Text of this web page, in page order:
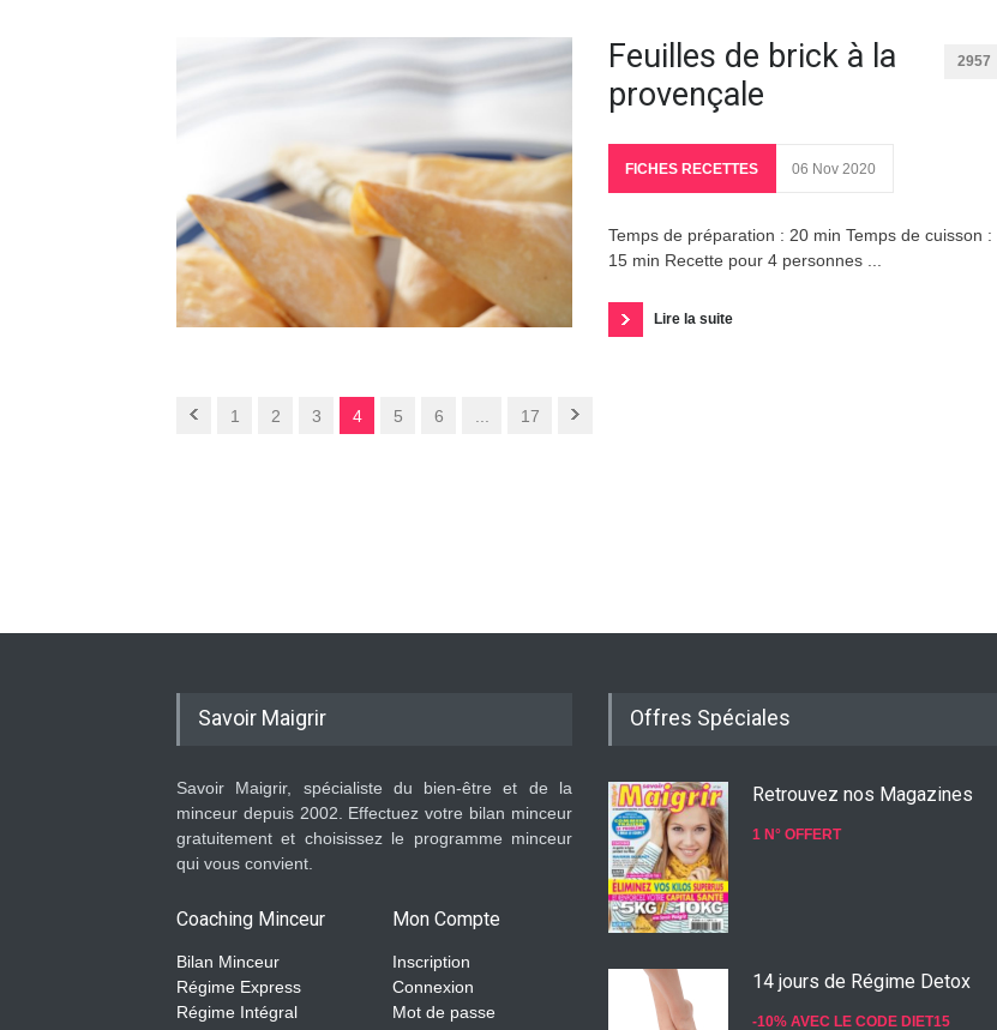
Feuilles de brick à la
provençale
2957
FICHES RECETTES 06 Nov 2020
Temps de préparation : 20 min Temps de cuisson :
15 min Recette pour 4 personnes ...
Lire la suite
1 2 3 4 5 6 17
Savoir Maigrir
Savoir Maigrir, spécialiste du bien-être et de la
minceur depuis 2002. Effectuez votre bilan minceur
gratuitement et choisissez le programme minceur
qui vous convient.
Coaching Minceur
Bilan Minceur
Régime Express
Régime Intégral
Mon Compte
Inscription
Connexion
Mot de passe
Offres Spéciales
Retrouvez nos Magazines
1 N° OFFERT
14 jours de Régime Detox
-10% AVEC LE CODE DIET15